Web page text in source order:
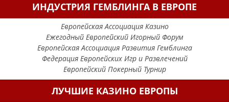
ИНДУСТРИЯ ГЕМБЛИНГА В ЕВРОПЕ
Европейская Ассоциация Казино
Ежегодный Европейский Игорный Форум
Европейская Ассоциация Развития Гемблинга
Федерация Европейских Игр и Развлечений
Европейский Покерный Турнир
ЛУЧШИЕ КАЗИНО ЕВРОПЫ